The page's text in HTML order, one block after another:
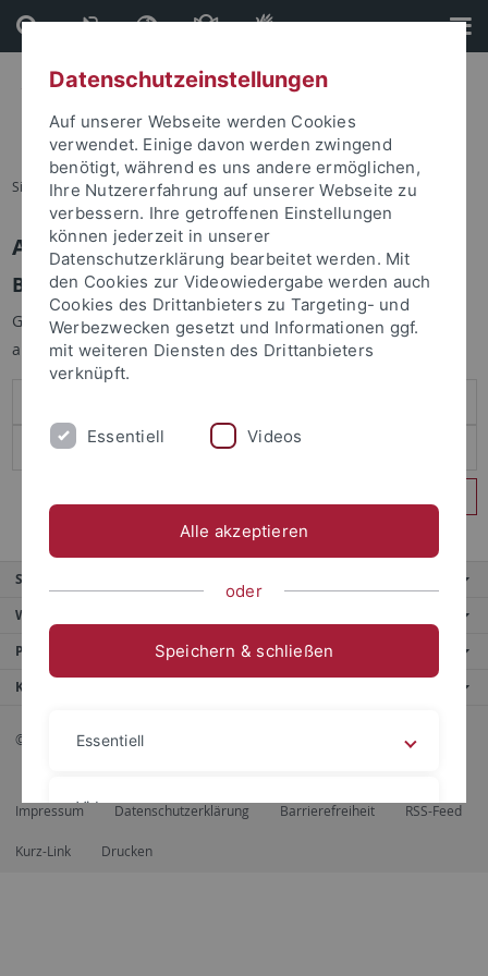
Direkt
zum
Inhalt
Direkt
zur
Fußleiste
Sie sind hier: Startseite
Anmelden
Benutzeranmeldung
Geben Sie Ihren Benutzernamen und Ihr Passwort an um sich
anzumelden:
Service
Weitere Angebote
Portale
Kontaktinfo
© 2026 Eberhard Karls Universität Tübingen, Tübingen
Impressum Datenschutzerklärung Barrierefreiheit RSS-Feed
Kurz-Link Drucken
Datenschutzeinstellungen
Auf unserer Webseite werden Cookies
verwendet. Einige davon werden zwingend
benötigt, während es uns andere ermöglichen,
Ihre Nutzererfahrung auf unserer Webseite zu
verbessern. Ihre getroffenen Einstellungen
können jederzeit in unserer
Datenschutzerklärung bearbeitet werden. Mit
den Cookies zur Videowiedergabe werden auch
Cookies des Drittanbieters zu Targeting- und
Werbezwecken gesetzt und Informationen ggf.
mit weiteren Diensten des Drittanbieters
verknüpft.
Essentiell Videos
Alle akzeptieren
oder
Speichern & schließen
Essentiell
Videos